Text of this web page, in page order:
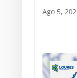
Ago 5,